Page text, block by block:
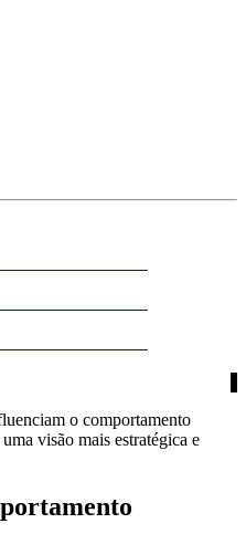
o comportamento
visão mais estratégica e